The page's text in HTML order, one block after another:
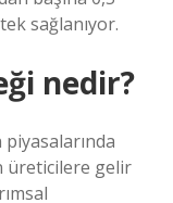
sağlanıyor.
nedir?
üreticilere gelir